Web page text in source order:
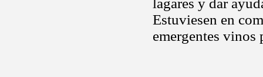
lagares y dar
Estuviesen en
emergentes vinos